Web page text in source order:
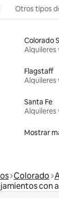
Otros tipos
Colorado
Alquileres
Flagstaff
Alquileres
Santa Fe
Alquileres
Mostrar
Colorado
con